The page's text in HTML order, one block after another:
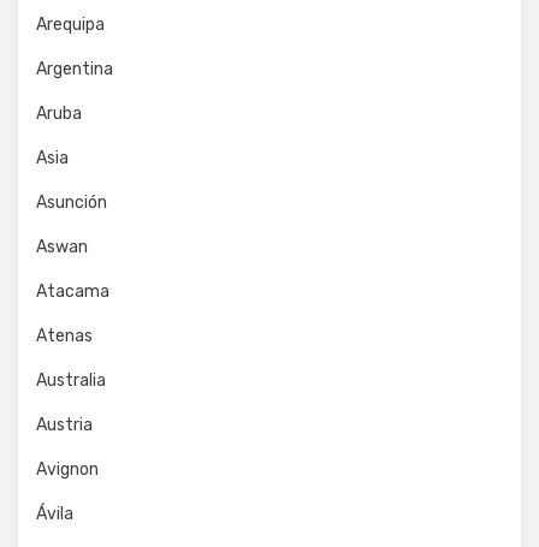
Arequipa
Argentina
Aruba
Asia
Asunción
Aswan
Atacama
Atenas
Australia
Austria
Avignon
Ávila